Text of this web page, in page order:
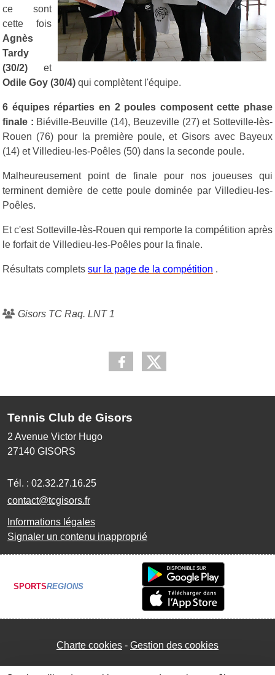
ce sont
cette fois
Agnès
Tardy
(30/2) et
Odile Goy (30/4) qui complètent l'équipe.
6 équipes réparties en 2 poules composent cette phase
finale : Biéville-Beuville (14), Beuzeville (27) et Sotteville-lès-
Rouen (76) pour la première poule, et Gisors avec Bayeux
(14) et Villedieu-les-Poêles (50) dans la seconde poule.
Malheureusement point de finale pour nos joueuses qui
terminent dernière de cette poule dominée par Villedieu-les-
Poêles.
Et c'est Sotteville-lès-Rouen qui remporte la compétition après
le forfait de Villedieu-les-Poêles pour la finale.
Résultats complets sur la page de la compétition .
Gisors TC Raq. LNT 1
Tennis Club de Gisors
2 Avenue Victor Hugo
27140 GISORS
Tél. : 02.32.27.16.25
contact@tcgisors.fr
Informations légales
Signaler un contenu inapproprié
SPORTSREGIONS
Charte cookies Gestion des cookies